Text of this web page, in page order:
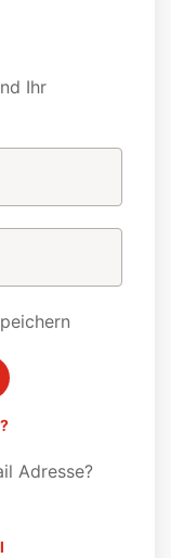
Ihr
Adresse?